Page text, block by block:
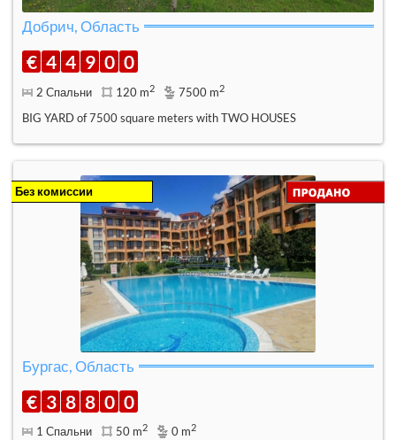
Добрич, Область
€ 4 4 9 0 0
2 Спальни 120 m2 7500 m2
BIG YARD of 7500 square meters with TWO HOUSES
Бургас, Область
Без комиссии
€ 3 8 8 0 0
1 Спальни 50 m2 0 m2